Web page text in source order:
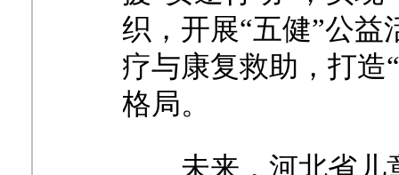
织，开展“五健”公
疗与康复救助，打造
格局。
未来，河北省儿